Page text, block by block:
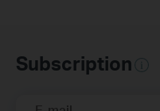
Subscription